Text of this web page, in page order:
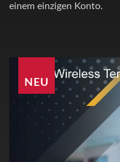
einem einzigen Konto.
NEU